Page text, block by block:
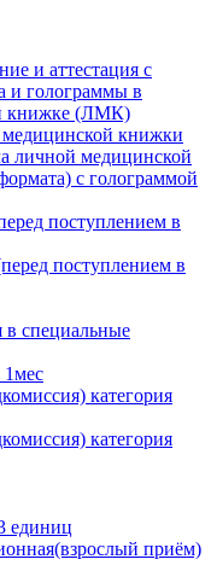
и аттестация с
и голограммы в
книжке (ЛМК)
книжки
личной медицинской
с голограммой
поступлением в
поступлением в
в специальные
категория
категория
единиц
приём)